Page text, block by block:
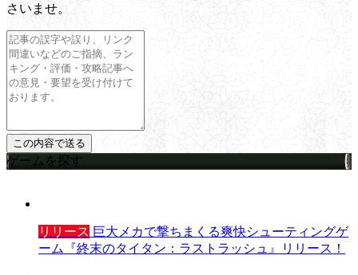
さいませ。
ゲームを探す
リリース 巨大メカで撃ちまくる爽快シューティングゲ
ーム『終末のタイタン：ラストラッシュ』リリース！